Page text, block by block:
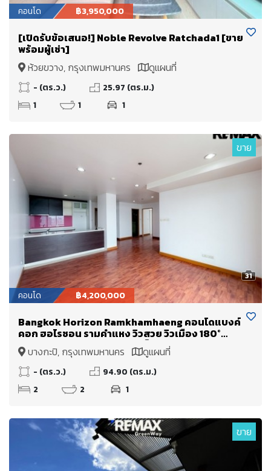
คอนโด ฿3,950,000
[เปิดรับข้อเสนอ!] Noble Revolve Ratchada1 [ขาย
พร้อมผู้เช่า]
ห้วยขวาง, กรุงเทพมหานคร
ดูแผนที่
- (ตร.ว.)
25.97 (ตร.ม.)
1
1 1
31
ขาย
คอนโด ฿4,200,000
Bangkok Horizon Ramkhamhaeng คอนโดแบงค์
คอก ฮอไรซอน รามคำแหง วิวสวย วิวเมือง 180°
องศา วิวพาโนรามา ห้องนอนเห็นวิวทุกห้อง
บางกะปิ, กรุงเทพมหานคร ดูแผนที่
- (ตร.ว.)
94.90 (ตร.ม.)
2
2 1
ขาย